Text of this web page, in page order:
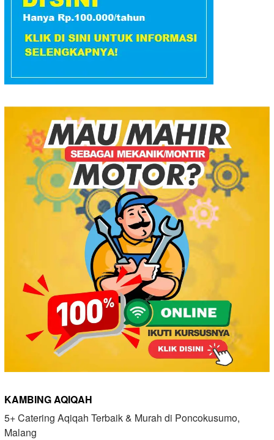
KAMBING AQIQAH
5+ Catering Aqiqah Terbaik & Murah di Poncokusumo,
Malang